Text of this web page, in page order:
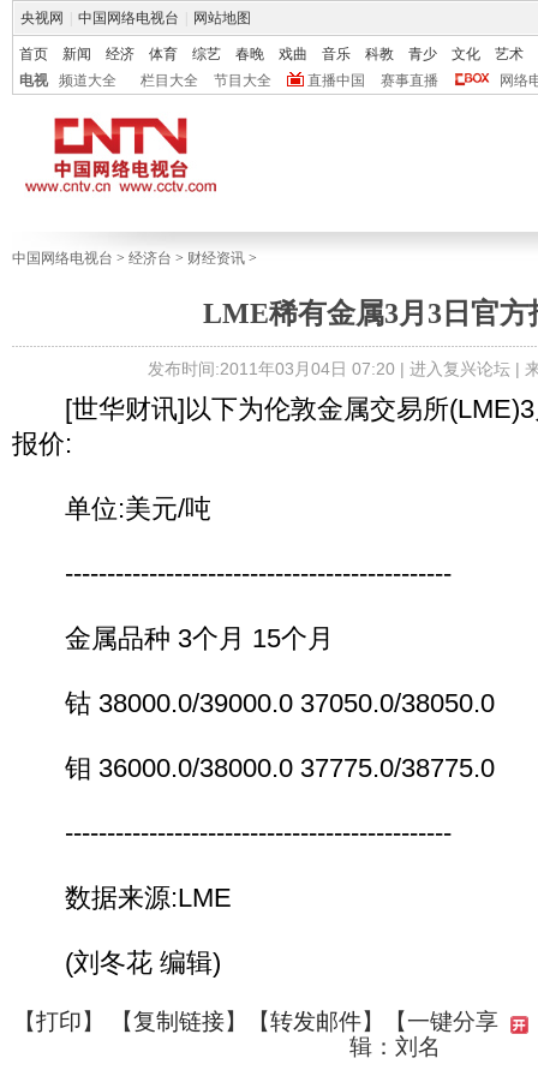
央视网 中国网络电视台 网站地图
首页 新闻 经济 体育 综艺 春晚 戏曲 音乐 科教 青少 文化
艺术
电视
频道大全 栏目大全 节目大全 直播中国 赛事直播 网络
中国网络电视台 > 经济台 > 财经资讯 >
LME稀有金属3月3日官方
发布时间:2011年03月04日 07:20 | 进入复兴论坛|
[世华财讯]以下为伦敦金属交易所(LME)3
报价:
单位:美元/吨
----------------------------------------------
金属品种 3个月 15个月
钴 38000.0/39000.0 37050.0/38050.0
钼 36000.0/38000.0 37775.0/38775.0
----------------------------------------------
数据来源:LME
(刘冬花 编辑)
【打印】 【复制链接】【转发邮件】
【一键分享
辑：刘名